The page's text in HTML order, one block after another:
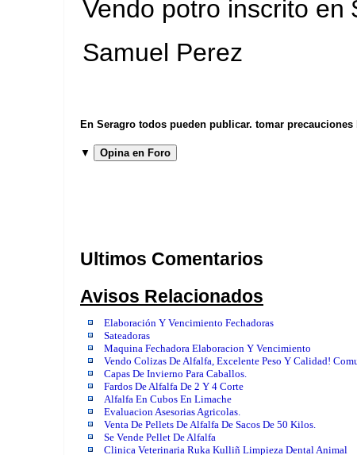
Vendo potro inscrito en
Samuel Perez
En Seragro todos pueden publicar. tomar
▼ Opina en Foro
Ultimos Comentarios
Avisos Relacionados
Elaboración Y Vencimiento Fechadoras
Sateadoras
Maquina Fechadora Elaboracion Y Vencimiento
Vendo Colizas De Alfalfa, Excelente Peso Y Calidad!
Capas De Invierno Para Caballos.
Fardos De Alfalfa De 2 Y 4 Corte
Alfalfa En Cubos En Limache
Evaluacion Asesorias Agricolas.
Venta De Pellets De Alfalfa De Sacos De 50 Kilos.
Se Vende Pellet De Alfalfa
Clinica Veterinaria Ruka Kulliñ Limpieza Dental Animal